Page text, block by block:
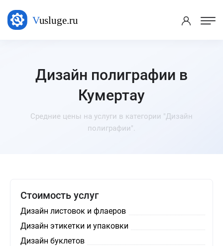
Дизайн полиграфии в
Кумертау
Средние цены на услуги в категории "Дизайн
полиграфии".
Стоимость услуг
Дизайн листовок и флаеров
Дизайн этикетки и упаковки
Дизайн буклетов